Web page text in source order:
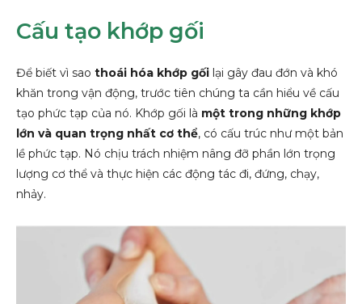
Cấu tạo khớp gối
Để biết vì sao thoái hóa khớp gối lại gây đau đớn và khó
khăn trong vận động, trước tiên chúng ta cần hiểu về cấu
tạo phức tạp của nó. Khớp gối là một trong những khớp
lớn và quan trọng nhất cơ thể, có cấu trúc như một bản
lề phức tạp. Nó chịu trách nhiệm nâng đỡ phần lớn trọng
lượng cơ thể và thực hiện các động tác đi, đứng, chạy,
nhảy.